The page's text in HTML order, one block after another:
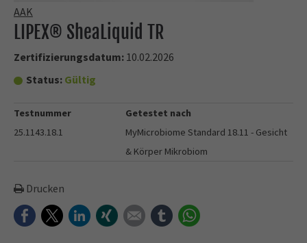
AAK
LIPEX® SheaLiquid TR
Zertifizierungsdatum: 10.02.2026
Status: Gültig
Testnummer
25.1143.18.1
Getestet nach
MyMicrobiome Standard 18.11 - Gesicht
& Körper Mikrobiom
Drucken
FacebookTwitterLinkedInXing E-mail tumblr